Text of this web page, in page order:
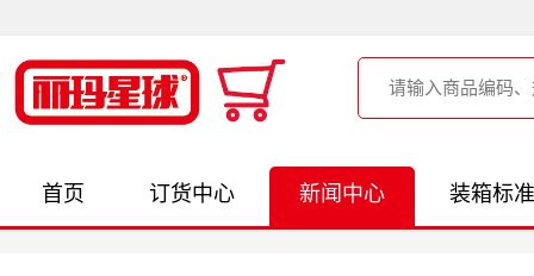
首页 订货中心 新闻中心 装箱标准